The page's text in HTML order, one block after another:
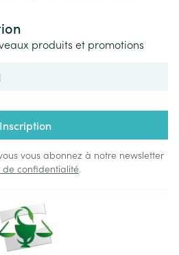
produits et promotions
Inscription
vous abonnez à notre newsletter
de confidentialité.